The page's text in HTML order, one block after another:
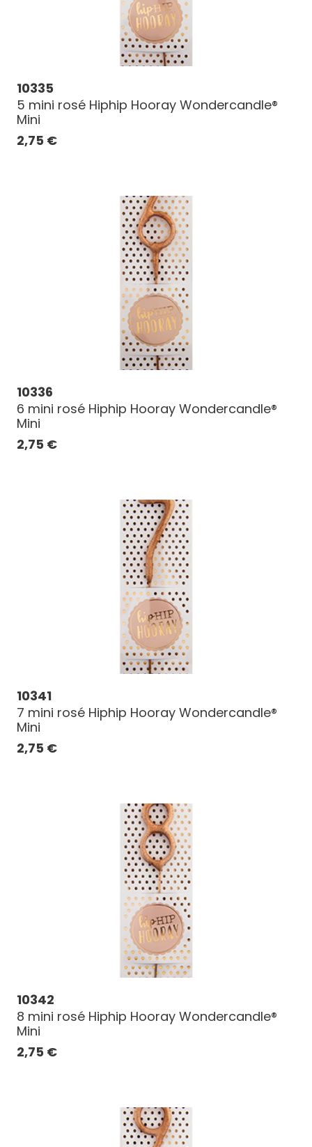
10335
5 mini rosé Hiphip Hooray Wondercandle®
Mini
2,75 €
10336
6 mini rosé Hiphip Hooray Wondercandle®
Mini
2,75 €
10341
7 mini rosé Hiphip Hooray Wondercandle®
Mini
2,75 €
10342
8 mini rosé Hiphip Hooray Wondercandle®
Mini
2,75 €